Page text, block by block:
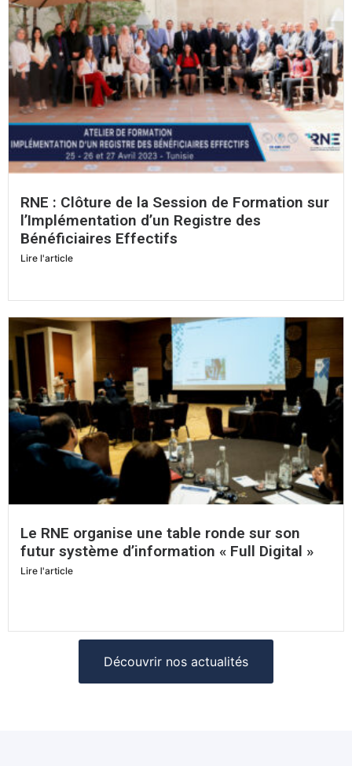
RNE : Clôture de la Session de Formation sur
l’Implémentation d’un Registre des
Bénéficiaires Effectifs
Lire l'article
Le RNE organise une table ronde sur son
futur système d’information « Full Digital »
Lire l'article
Découvrir nos actualités